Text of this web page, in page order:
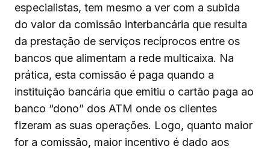
especialistas, tem mesmo a ver com a subida
do valor da comissão interbancária que resulta
da prestação de serviços recíprocos entre os
bancos que alimentam a rede multicaixa. Na
prática, esta comissão é paga quando a
instituição bancária que emitiu o cartão paga ao
banco “dono” dos ATM onde os clientes
fizeram as suas operações. Logo, quanto maior
for a comissão, maior incentivo é dado aos